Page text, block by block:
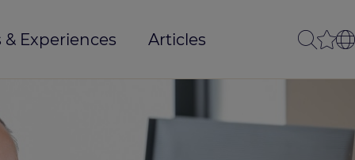
Experiences Articles